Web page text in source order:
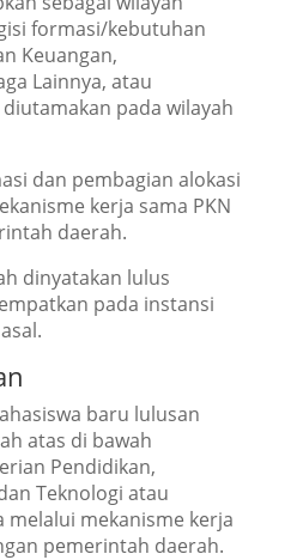
formasi/kebutuhan
Keuangan,
Lainnya, atau
pada wilayah
dan pembagian alokasi
kerja sama PKN
daerah.
dinyatakan lulus
pada instansi
baru lulusan
atas di bawah
Pendidikan,
Teknologi atau
melalui mekanisme kerja
pemerintah daerah.